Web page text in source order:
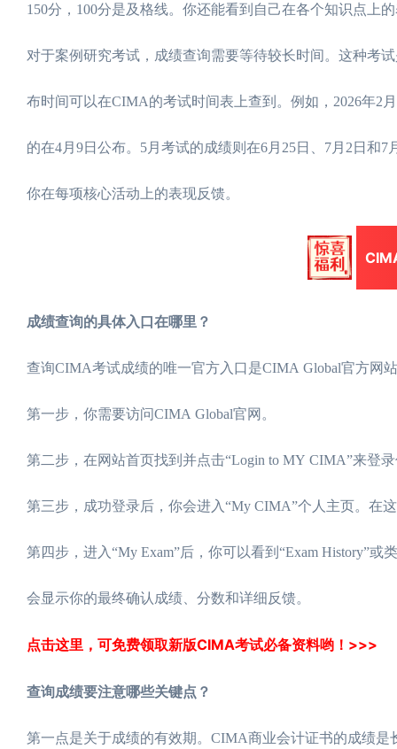
150分，100分是及格线。你还能看到自己在各个知识点上
对于案例研究考试，成绩查询需要等待较长时间。这种考
布时间可以在CIMA的考试时间表上查到。例如，2026年2
的在4月9日公布。5月考试的成绩则在6月25日、7月2日和
你在每项核心活动上的表现反馈。
成绩查询的具体入口在哪里？
查询CIMA考试成绩的唯一官方入口是CIMA Global官方网
第一步，你需要访问CIMA Global官网。
第二步，在网站首页找到并点击“Login to MY CIMA”来登
第三步，成功登录后，你会进入“My CIMA”个人主页。在
第四步，进入“My Exam”后，你可以看到“Exam History”
会显示你的最终确认成绩、分数和详细反馈。
点击这里，可免费领取新版CIMA考试必备资料哟！>>>
查询成绩要注意哪些关键点？
第一点是关于成绩的有效期。CIMA商业会计证书的成绩